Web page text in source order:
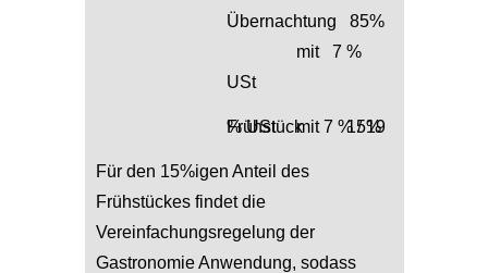
Übernachtung 85%
mit 7 %
USt
Frühstück 15% mit 7 % / 19 % USt
Für den 15%igen Anteil des
Frühstückes findet die
Vereinfachungsregelung der
Gastronomie Anwendung, sodass